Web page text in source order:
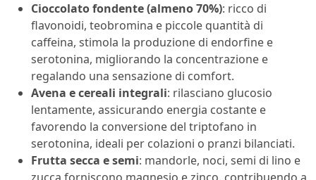
Cioccolato fondente (almeno 70%): ricco di
flavonoidi, teobromina e piccole quantità di
caffeina, stimola la produzione di endorfine e
serotonina, migliorando la concentrazione e
regalando una sensazione di comfort.
Avena e cereali integrali: rilasciano glucosio
lentamente, assicurando energia costante e
favorendo la conversione del triptofano in
serotonina, ideali per colazioni o pranzi bilanciati.
Frutta secca e semi: mandorle, noci, semi di lino e